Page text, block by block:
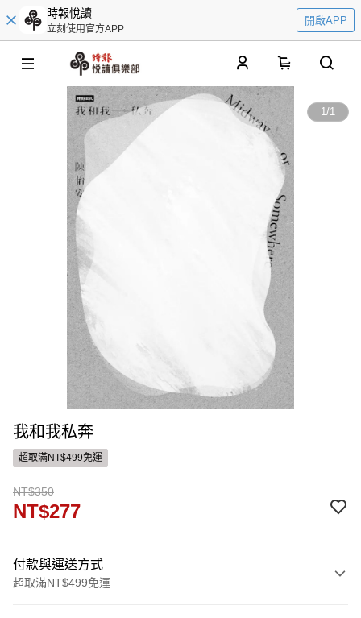
時報悅讀
立刻使用官方APP
開啟APP
1/1
我和我私奔
超取滿NT$499免運
NT$350
NT$277
付款與運送方式
超取滿NT$499免運